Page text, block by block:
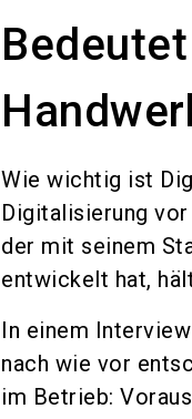
Wie wichtig ist
Digitalisierung
der mit seinem
entwickelt hat,
In einem
nach wie vor
im Betrieb: